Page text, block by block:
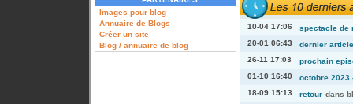
Images pour blog
Annuaire de Blogs
Créer un site
Blog / annuaire de blog
10-04 17:06
spectacle de
20-01 06:43
dernier
26-11 17:03
prochain
01-10 16:40
octobre 2023
18-09 15:13
retour dans